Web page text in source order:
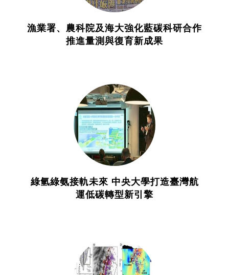
漁業署、農科院及海大強化藍碳科研合作
推進量測與復育新成果
綠氫綠氨接軌未來 中央大學打造臺灣航
運低碳轉型新引擎